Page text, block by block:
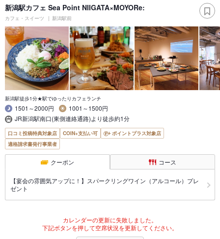
新潟駅カフェ Sea Point NIIGATA×MOYORe:
カフェ・スイーツ 新潟駅前
新潟駅徒歩1分★駅でゆったりカフェランチ
1501～2000円
1001～1500円
JR新潟駅南口(東側連絡通路)より徒歩約1分
口コミ投稿特典対象店 COIN+支払い可
ポイントプラス対象店
適格請求書発行事業者
クーポン コース
【宴会の雰囲気アップに！】スパークリングワイン（アルコール）プレ
ゼント
カレンダーの更新に失敗しました。
下記ボタンを押して空席状況を更新してください。